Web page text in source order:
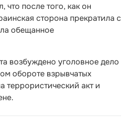
после того, как он
сторона прекратила с
обещанное
возбуждено уголовное дело
обороте взрывчатых
террористический акт и